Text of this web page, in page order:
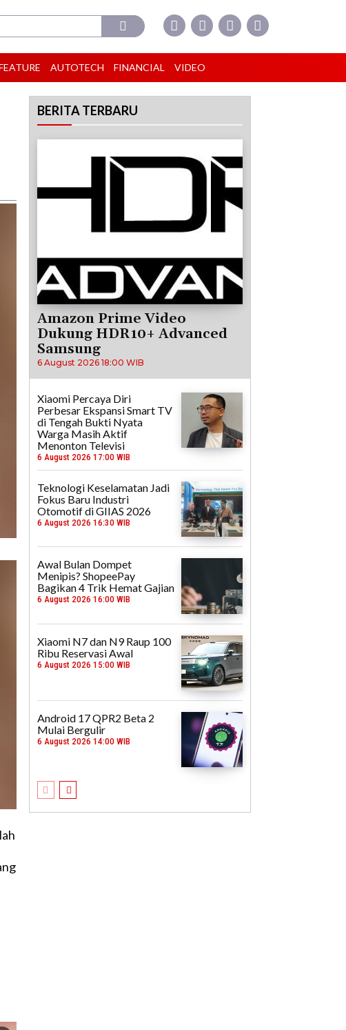
AUTOTECH FINANCIAL VIDEO
BERITA TERBARU
Amazon Prime Video
Dukung HDR10+ Advanced
Samsung
6 August 2026 18:00 WIB
Xiaomi Percaya Diri
Perbesar Ekspansi Smart TV
di Tengah Bukti Nyata
Warga Masih Aktif
Menonton Televisi
6 August 2026 17:00 WIB
Teknologi Keselamatan Jadi
Fokus Baru Industri
Otomotif di GIIAS 2026
6 August 2026 16:30 WIB
Awal Bulan Dompet
Menipis? ShopeePay
Bagikan 4 Trik Hemat Gajian
6 August 2026 16:00 WIB
Xiaomi N7 dan N9 Raup 100
Ribu Reservasi Awal
6 August 2026 15:00 WIB
Android 17 QPR2 Beta 2
Mulai Bergulir
6 August 2026 14:00 WIB